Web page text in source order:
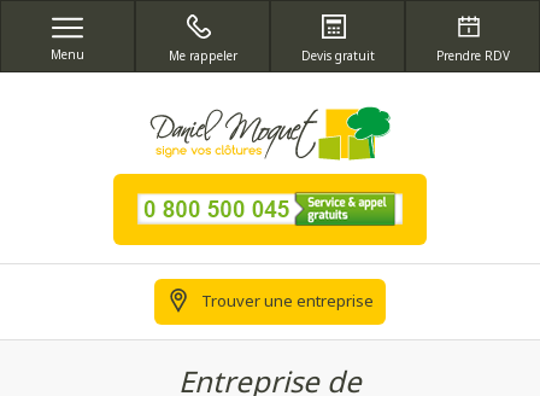
Menu Me rappeler Devis gratuit Prendre RDV
Trouver une entreprise
Entreprise de